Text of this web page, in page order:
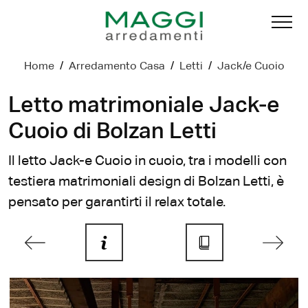
Home / Arredamento Casa / Letti / Jack/e Cuoio
Letto matrimoniale Jack-e
Cuoio di Bolzan Letti
Il letto Jack-e Cuoio in cuoio, tra i modelli con
testiera matrimoniali design di Bolzan Letti, è
pensato per garantirti il relax totale.